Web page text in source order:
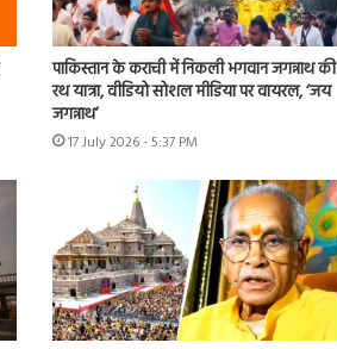
पाकिस्तान के कराची में निकली भगवान जगन्नाथ की
रथ यात्रा, वीडियो सोशल मीडिया पर वायरल, ‘जय
जगन्नाथ’
17 July 2026 - 5:37 PM